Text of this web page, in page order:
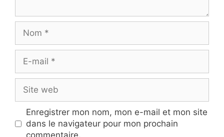
mail
web
Enregistrer mon nom, mon e-mail et mon site
dans le navigateur pour mon prochain